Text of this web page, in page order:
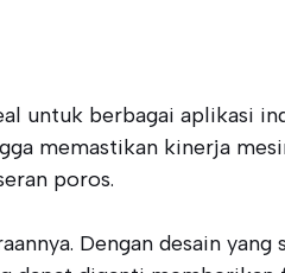
untuk berbagai aplikasi
memastikan kinerja
poros.
Dengan desain yang